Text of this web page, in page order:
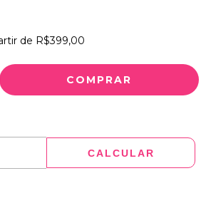
de R$399,00
CALCULAR